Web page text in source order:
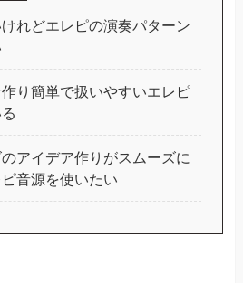
れどエレピの演奏パターン
り簡単で扱いやすいエレピ
アイデア作りがスムーズに
音源を使いたい